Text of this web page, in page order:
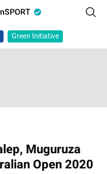
Green Initiative
Muguruza
Open 2020